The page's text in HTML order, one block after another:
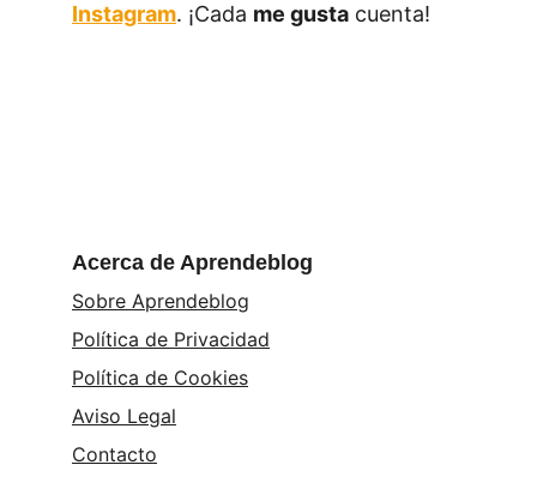
Acerca de Aprendeblog
Sobre Aprendeblog
Política de Privacidad
Política de Cookies
Aviso Legal
Contacto
Instagram. ¡Cada me gusta cuenta!